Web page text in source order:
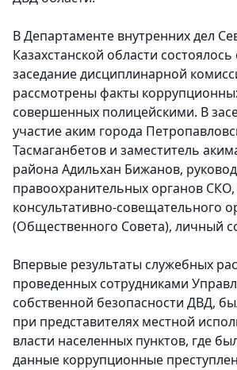
В Департаменте внутренних дел
Казахстанской области
заседание дисциплинарной
рассмотрены факты
совершенных полицейскими. В
участие аким города
Тасмаганбетов и заместитель
района Адильхан Бижанов,
правоохранительных органов
консультативно-совещательного
(Общественного Совета), личный
Впервые результаты служебных
проведенных сотрудниками
собственной безопасности ДВД,
при представителях местной
власти населенных пунктов, где
данные коррупционные